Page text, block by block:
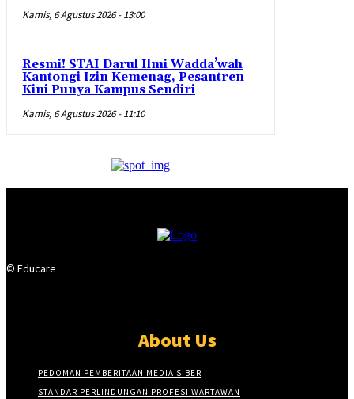
Kamis, 6 Agustus 2026 - 13:00
Resmi! STAI Darul Ilmi Wadda’wah
Kantongi Izin Kemenag, Pesantren
Kini Punya Kampus Sendiri
Kamis, 6 Agustus 2026 - 11:10
© Educare
About Us
PEDOMAN PEMBERITAAN MEDIA SIBER
STANDAR PERLINDUNGAN PROFESI WARTAWAN